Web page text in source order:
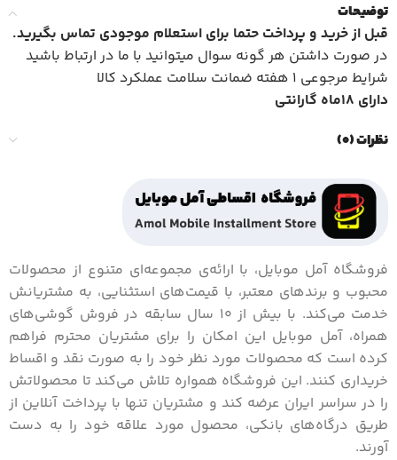
توضیحات
قبل از خرید و پرداخت حتما برای استعلام موجودی تماس بگیرید.
در صورت داشتن هر گونه سوال میتوانید با ما در ارتباط باشید
شرایط مرجوعی 1 هفته ضمانت سلامت عملکرد کالا
دارای 18ماه گارانتی
نظرات (0)
فروشگاه آمل موبایل، با ارائه‌ی مجموعه‌ای متنوع از محصولات
محبوب و برندهای معتبر، با قیمت‌های استثنایی، به مشتریانش
خدمت می‌کند. با بیش از 10 سال سابقه در فروش گوشی‌های
همراه، آمل موبایل این امکان را برای مشتریان محترم فراهم
کرده است که محصولات مورد نظر خود را به صورت نقد و اقساط
خریداری کنند. این فروشگاه همواره تلاش می‌کند تا محصولاتش
را در سراسر ایران عرضه کند و مشتریان تنها با پرداخت آنلاین از
طریق درگاه‌های بانکی، محصول مورد علاقه خود را به دست
آورند.